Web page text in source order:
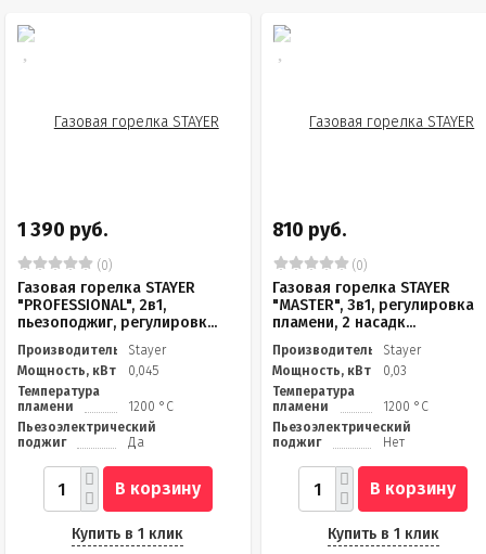
1 390 руб.
(0)
Газовая горелка STAYER
"PROFESSIONAL", 2в1,
пьезоподжиг, регулировк...
Производитель
Stayer
Мощность, кВт
0,045
Температура
пламени
1200 °С
Пьезоэлектрический
поджиг
Да
В корзину
Купить в 1 клик
810 руб.
(0)
Газовая горелка STAYER
"MASTER", 3в1, регулировка
пламени, 2 насадк...
Производитель
Stayer
Мощность, кВт
0,03
Температура
пламени
1200 °С
Пьезоэлектрический
поджиг
Нет
В корзину
Купить в 1 клик